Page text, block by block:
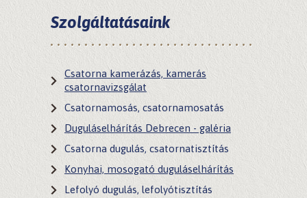
Szolgáltatásaink
Csatorna kamerázás, kamerás
csatornavizsgálat
Csatornamosás, csatornamosatás
Duguláselhárítás Debrecen - galéria
Csatorna dugulás, csatornatisztítás
Konyhai, mosogató duguláselhárítás
Lefolyó dugulás, lefolyótisztítás